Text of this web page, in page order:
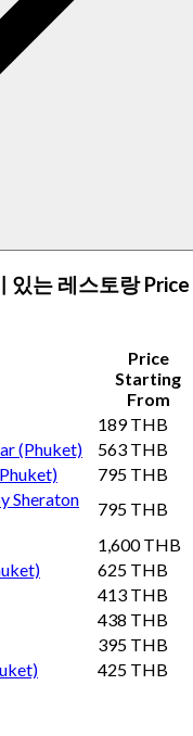
는 레스토랑 Price
Price
Starting
From
189 THB
(Phuket)
563 THB
795 THB
Sheraton
795 THB
1,600 THB
625 THB
413 THB
438 THB
395 THB
425 THB